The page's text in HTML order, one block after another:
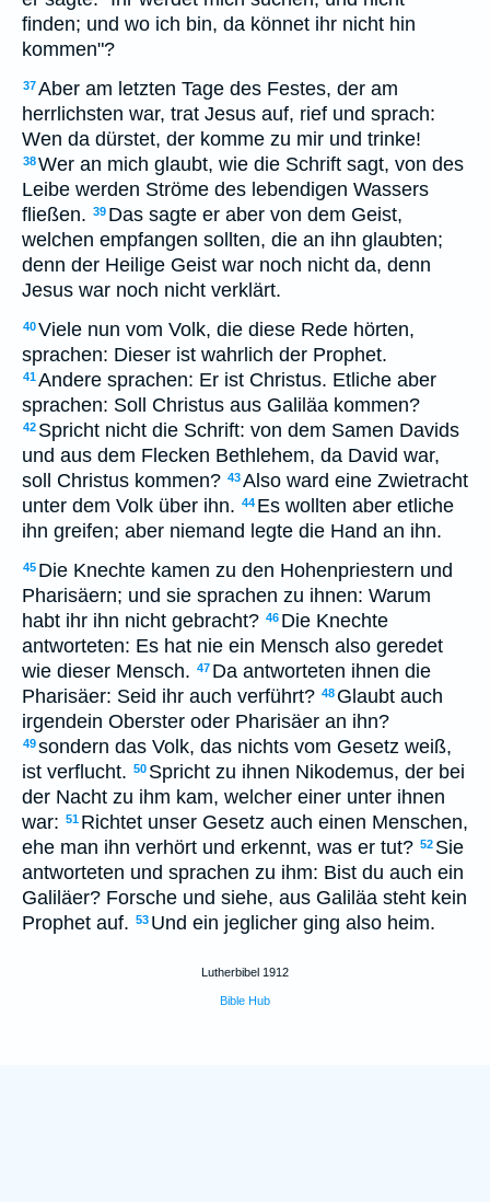
finden; und wo ich bin, da könnet ihr nicht hin
kommen"?
37Aber am letzten Tage des Festes, der am
herrlichsten war, trat Jesus auf, rief und sprach:
Wen da dürstet, der komme zu mir und trinke!
38Wer an mich glaubt, wie die Schrift sagt, von des
Leibe werden Ströme des lebendigen Wassers
fließen. 39 Das sagte er aber von dem Geist,
welchen empfangen sollten, die an ihn glaubten;
denn der Heilige Geist war noch nicht da, denn
Jesus war noch nicht verklärt.
40Viele nun vom Volk, die diese Rede hörten,
sprachen: Dieser ist wahrlich der Prophet.
41Andere sprachen: Er ist Christus. Etliche aber
sprachen: Soll Christus aus Galiläa kommen?
42 Spricht nicht die Schrift: von dem Samen Davids
und aus dem Flecken Bethlehem, da David war,
soll Christus kommen? 43Also ward eine Zwietracht
unter dem Volk über ihn. 44 Es wollten aber etliche
ihn greifen; aber niemand legte die Hand an ihn.
45 Die Knechte kamen zu den Hohenpriestern und
Pharisäern; und sie sprachen zu ihnen: Warum
habt ihr ihn nicht gebracht? 46 Die Knechte
antworteten: Es hat nie ein Mensch also geredet
wie dieser Mensch. 47 Da antworteten ihnen die
Pharisäer: Seid ihr auch verführt? 48 Glaubt auch
irgendein Oberster oder Pharisäer an ihn?
49sondern das Volk, das nichts vom Gesetz weiß,
ist verflucht. 50 Spricht zu ihnen Nikodemus, der bei
der Nacht zu ihm kam, welcher einer unter ihnen
war: 51 Richtet unser Gesetz auch einen Menschen,
ehe man ihn verhört und erkennt, was er tut? 52 Sie
antworteten und sprachen zu ihm: Bist du auch ein
Galiläer? Forsche und siehe, aus Galiläa steht kein
Prophet auf. 53 Und ein jeglicher ging also heim.
Lutherbibel 1912
Bible Hub